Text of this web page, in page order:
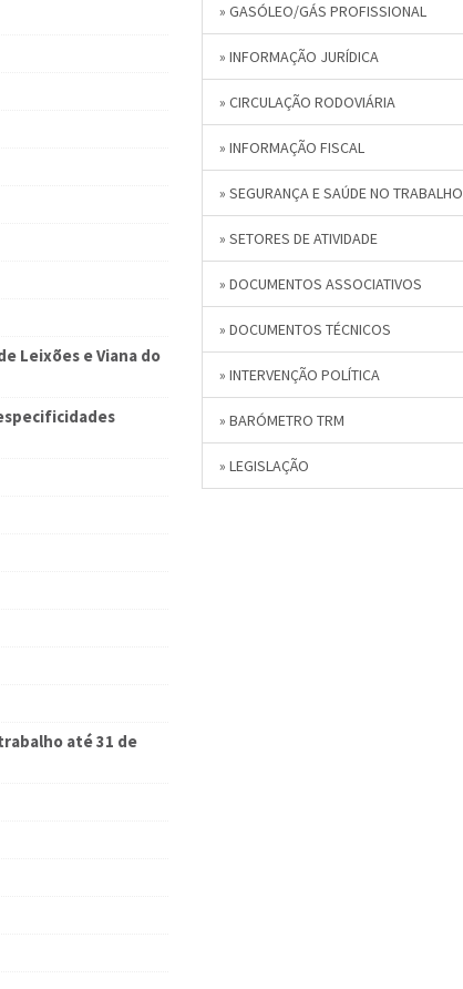
Leixões e Viana do
até 31 de
» GASÓLEO/GÁS PROFISSIONAL
» INFORMAÇÃO JURÍDICA
» CIRCULAÇÃO RODOVIÁRIA
» INFORMAÇÃO FISCAL
» SEGURANÇA E SAÚDE NO TRABALHO
» SETORES DE ATIVIDADE
» DOCUMENTOS ASSOCIATIVOS
» DOCUMENTOS TÉCNICOS
» INTERVENÇÃO POLÍTICA
» BARÓMETRO TRM
» LEGISLAÇÃO